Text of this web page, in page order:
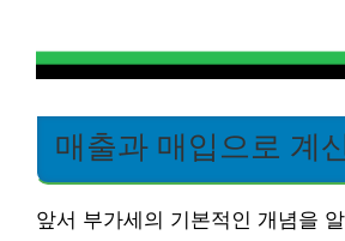
매출과 매입으로 계
앞서 부가세의 기본적인 개념을